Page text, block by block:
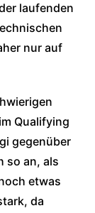
laufenden
nur auf
Qualifying
gegenüber
so an, als
etwas
da